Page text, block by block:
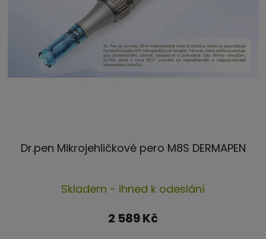
Dr.pen Mikrojehličkové pero M8S DERMAPEN
hodnocení
produktu
Skladem - ihned k odeslání
2 589 Kč